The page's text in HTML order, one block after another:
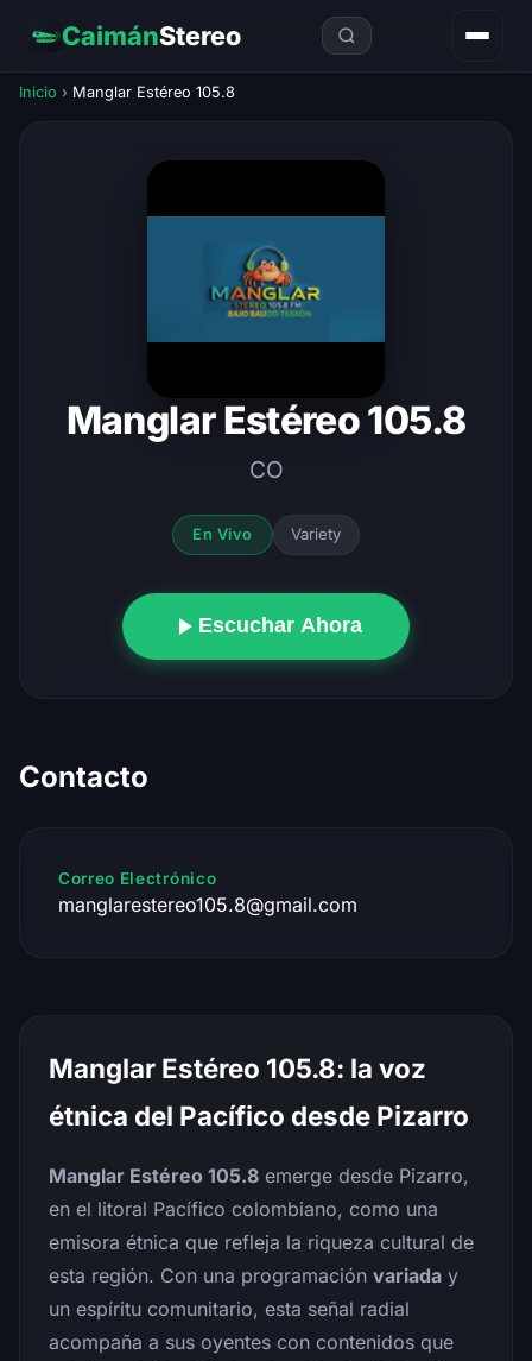
CaimánStereo
Inicio › Manglar Estéreo 105.8
Manglar Estéreo 105.8
CO
En Vivo Variety
Escuchar Ahora
Contacto
Correo Electrónico
manglarestereo105.8@gmail.com
Manglar Estéreo 105.8: la voz
étnica del Pacífico desde Pizarro
Manglar Estéreo 105.8 emerge desde Pizarro,
en el litoral Pacífico colombiano, como una
emisora étnica que refleja la riqueza cultural de
esta región. Con una programación variada y
un espíritu comunitario, esta señal radial
acompaña a sus oyentes con contenidos que